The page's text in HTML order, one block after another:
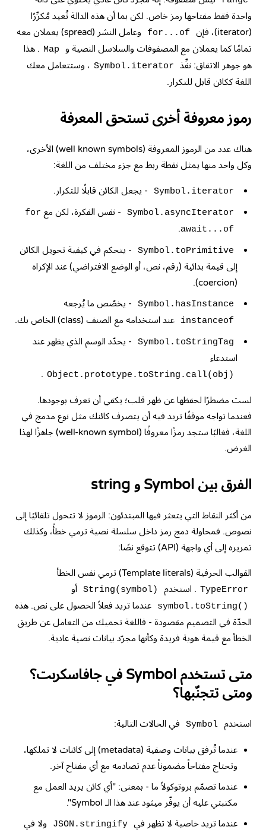
واحدة فقط مفتاحها رمز خاص. لكن بما أن هذه الدالة تُعيد مُكرِّرًا
(iterator)، فإن
for...of
وعامل النشر (spread) يعملان معه
تمامًا كما يعملان مع المصفوفات والسلاسل النصية و
Map . هذا
هو جوهر الاتفاق: نفِّذ
Symbol.iterator ، وستتعامل معك
اللغة ككائن قابل للتكرار.
رموز معروفة أخرى تستحق المعرفة
هناك عدد من الرموز المعروفة (well known symbols) الأخرى،
وكل واحد منها يمثل نقطة ربط مع جزء مختلف من اللغة:
Symbol.iterator - يجعل الكائن قابلًا للتكرار.
Symbol.asyncIterator - نفس الفكرة، لكن مع for
await...of
.
Symbol.toPrimitive
- يتحكم في كيفية تحويل الكائن
إلى قيمة بدائية (رقم، نص، أو الوضع الافتراضي) عند الإكراه
(coercion).
Symbol.hasInstance - يخصّص ما يُرجعه
instanceof عند استخدامه مع الصنف (class) الخاص بك.
Symbol.toStringTag
- يحدّد الوسم الذي يظهر عند
استدعاء
Object.prototype.toString.call(obj)
.
لست مضطرًا لحفظها عن ظهر قلب؛ يكفي أن تعرف بوجودها.
فعندما تواجه موقفًا تريد فيه أن يتصرف كائنك مثل نوع مدمج في
اللغة، فغالبًا ستجد رمزًا معروفًا (well-known symbol) جاهزًا لهذا
الغرض.
الفرق بين Symbol و string
من أكثر النقاط التي يتعثر فيها المبتدئون: الرموز لا تتحول تلقائيًا إلى
نصوص. فمحاولة دمج رمز داخل سلسلة نصية ترمي خطأً، وكذلك
تمريره إلى أي واجهة (API) تتوقع نصًا:
القوالب الحرفية (Template literals) ترمي نفس الخطأ
TypeError . استخدم String(symbol) أو
symbol.toString()
عندما تريد فعلاً الحصول على نص. هذه
الحدّة في التصميم مقصودة - فاللغة تحميك من التعامل عن طريق
الخطأ مع قيمة هوية فريدة وكأنها مجرّد بيانات نصية عادية.
متى تستخدم Symbol في جافاسكربت؟
ومتى تتجنّبها؟
استخدم Symbol في الحالات التالية:
عندما تُرفق بيانات وصفية (metadata) إلى كائنات لا تملكها،
وتحتاج مفتاحاً مضموناً عدم تصادمه مع أي مفتاح آخر.
عندما تصمّم بروتوكولاً ما - بمعنى: "أي كائن يريد العمل مع
مكتبتي عليه أن يوفّر ميثود عند هذا الـ Symbol".
عندما تريد خاصية لا تظهر في JSON.stringify ولا في